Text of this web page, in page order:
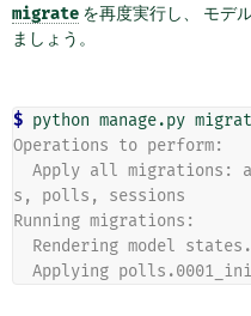
migrate を再度実行し、 モデ
ましょう。
$ python manage.py
Operations to perform:
s, polls, sessions
Running migrations:
Rendering model
Applying